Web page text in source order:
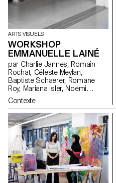
ARTS VISUELS
WORKSHOP
EMMANUELLE LAINÉ
par Charlie Jannes, Romain
Rochat, Céleste Meylan,
Baptiste Schaerer, Romane
Roy, Mariana Isler, Noemi
Leneman, Anna Kawahara, Tom
Grbic, Julie Wuhrmann
Contexte